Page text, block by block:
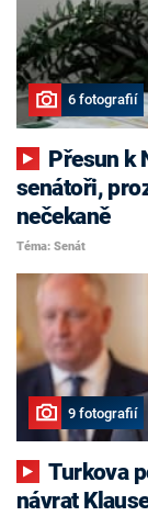
6 fotografií
senátoři,
nečekaně
Téma: Senát
9 fotografií
Turkova pomsta, nekonfliktní Havlíček i
návrat